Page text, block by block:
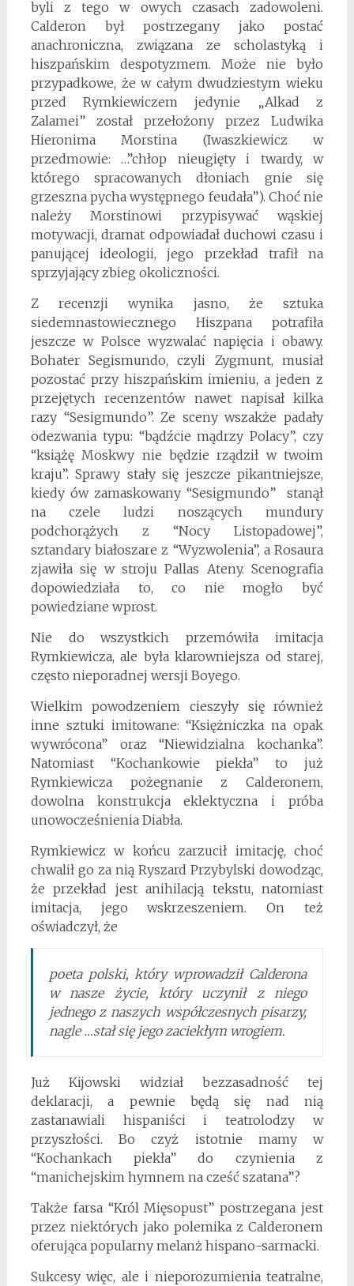
byli z tego w owych czasach zadowoleni.
Calderon był postrzegany jako postać
anachroniczna, związana ze scholastyką i
hiszpańskim despotyzmem. Może nie było
przypadkowe, że w całym dwudziestym wieku
przed Rymkiewiczem jedynie „Alkad z
Zalamei” został przełożony przez Ludwika
Hieronima Morstina (Iwaszkiewicz w
przedmowie: …”chłop nieugięty i twardy, w
którego spracowanych dłoniach gnie się
grzeszna pycha występnego feudała”). Choć nie
należy Morstinowi przypisywać wąskiej
motywacji, dramat odpowiadał duchowi czasu i
panującej ideologii, jego przekład trafił na
sprzyjający zbieg okoliczności.
Z recenzji wynika jasno, że sztuka
siedemnastowiecznego Hiszpana potrafiła
jeszcze w Polsce wyzwalać napięcia i obawy.
Bohater Segismundo, czyli Zygmunt, musiał
pozostać przy hiszpańskim imieniu, a jeden z
przejętych recenzentów nawet napisał kilka
razy “Sesigmundo”. Ze sceny wszakże padały
odezwania typu: “bądźcie mądrzy Polacy”, czy
“książę Moskwy nie będzie rządził w twoim
kraju”. Sprawy stały się jeszcze pikantniejsze,
kiedy ów zamaskowany “Sesigmundo” stanął
na czele ludzi noszących mundury
podchorążych z “Nocy Listopadowej”,
sztandary białoszare z “Wyzwolenia”, a Rosaura
zjawiła się w stroju Pallas Ateny. Scenografia
dopowiedziała to, co nie mogło być
powiedziane wprost.
Nie do wszystkich przemówiła imitacja
Rymkiewicza, ale była klarowniejsza od starej,
często nieporadnej wersji Boyego.
Wielkim powodzeniem cieszyły się również
inne sztuki imitowane: “Księżniczka na opak
wywrócona” oraz “Niewidzialna kochanka”.
Natomiast “Kochankowie piekła” to już
Rymkiewicza pożegnanie z Calderonem,
dowolna konstrukcja eklektyczna i próba
unowocześnienia Diabła.
Rymkiewicz w końcu zarzucił imitację, choć
chwalił go za nią Ryszard Przybylski dowodząc,
że przekład jest anihilacją tekstu, natomiast
imitacja, jego wskrzeszeniem. On też
oświadczył, że
poeta polski, który wprowadził Calderona
w nasze życie, który uczynił z niego
jednego z naszych współczesnych pisarzy,
nagle …stał się jego zaciekłym wrogiem.
Już Kijowski widział bezzasadność tej
deklaracji, a pewnie będą się nad nią
zastanawiali hispaniści i teatrolodzy w
przyszłości. Bo czyż istotnie mamy w
“Kochankach piekła” do czynienia z
“manichejskim hymnem na cześć szatana”?
Także farsa “Król Mięsopust” postrzegana jest
przez niektórych jako polemika z Calderonem
oferująca popularny melanż hispano-sarmacki.
Sukcesy więc, ale i nieporozumienia teatralne,